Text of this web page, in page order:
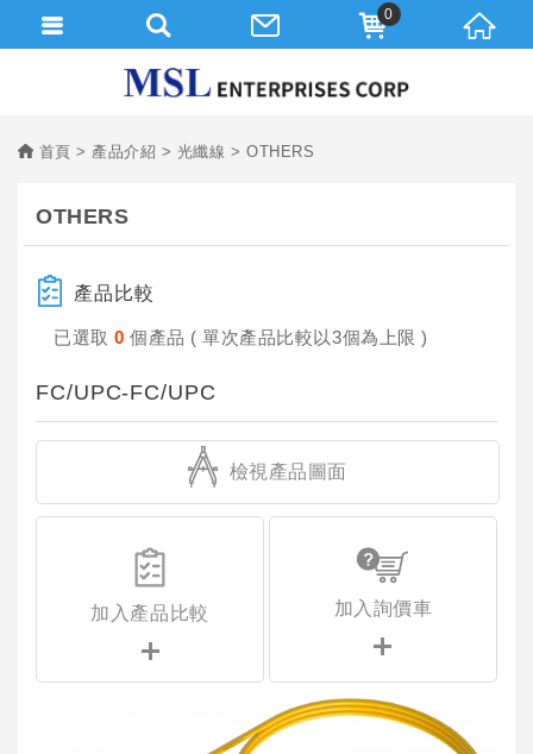
首頁 產品介紹 光纖線 OTHERS
OTHERS
產品比較
已選取 0個產品 ( 單次產品比較以3個為上限 )
FC/UPC-FC/UPC
檢視產品圖面
加入產品比較 加入詢價車
0